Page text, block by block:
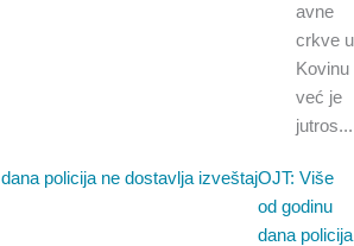
avne
crkve u
Kovinu
već je
jutros...
OJT: Više
od godinu
dana policija